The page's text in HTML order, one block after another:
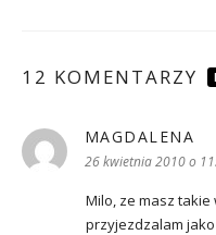
12 KOMENTARZY
MAGDALENA
26 kwietnia 2010 o
Milo, ze masz
przyjezdzalam